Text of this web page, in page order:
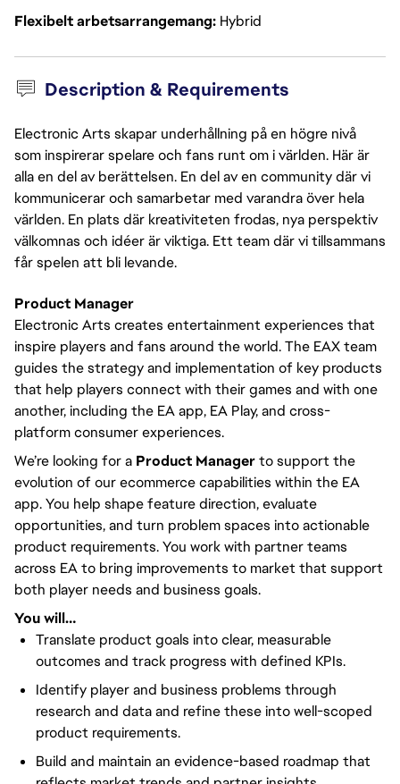
Flexibelt arbetsarrangemang Hybrid
Description & Requirements
Electronic Arts skapar underhållning på en högre nivå
som inspirerar spelare och fans runt om i världen. Här är
alla en del av berättelsen. En del av en community där vi
kommunicerar och samarbetar med varandra över hela
världen. En plats där kreativiteten frodas, nya perspektiv
välkomnas och idéer är viktiga. Ett team där vi tillsammans
får spelen att bli levande.
Product Manager
Electronic Arts creates entertainment experiences that
inspire players and fans around the world. The EAX team
guides the strategy and implementation of key products
that help players connect with their games and with one
another, including the EA app, EA Play, and cross-
platform consumer experiences.
We’re looking for a Product Managerto support the
evolution of our ecommerce capabilities within the EA
app. You help shape feature direction, evaluate
opportunities, and turn problem spaces into actionable
product requirements. You work with partner teams
across EA to bring improvements to market that support
both player needs and business goals.
You will…
Translate product goals into clear, measurable
outcomes and track progress with defined KPIs.
Identify player and business problems through
research and data and refine these into well-scoped
product requirements.
Build and maintain an evidence-based roadmap that